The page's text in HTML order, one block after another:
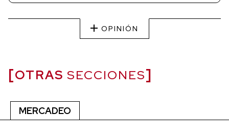
OPINIÓN
OTRAS SECCIONES
MERCADEO